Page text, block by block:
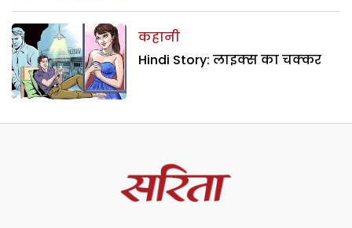
कहानी
Hindi Story: लाइक्स का चक्कर